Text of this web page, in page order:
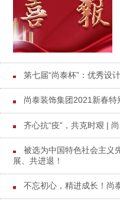
第七届“尚泰杯”：优秀设
尚泰装饰集团2021新春
齐心抗“疫”，共克时艰 |
被选为中国特色社会主义
展、共进退！
不忘初心，精进成长！尚